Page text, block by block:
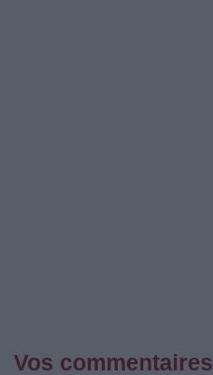
Vos commentaires